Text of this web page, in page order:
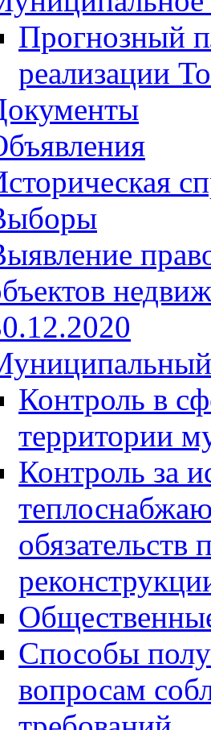
Прогнозный
реализации
Контроль в
территории
Контроль за
обязательств
Способы
вопросам